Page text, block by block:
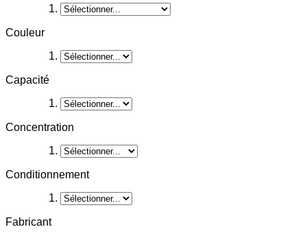
Couleur
Capacité
Concentration
Conditionnement
Fabricant